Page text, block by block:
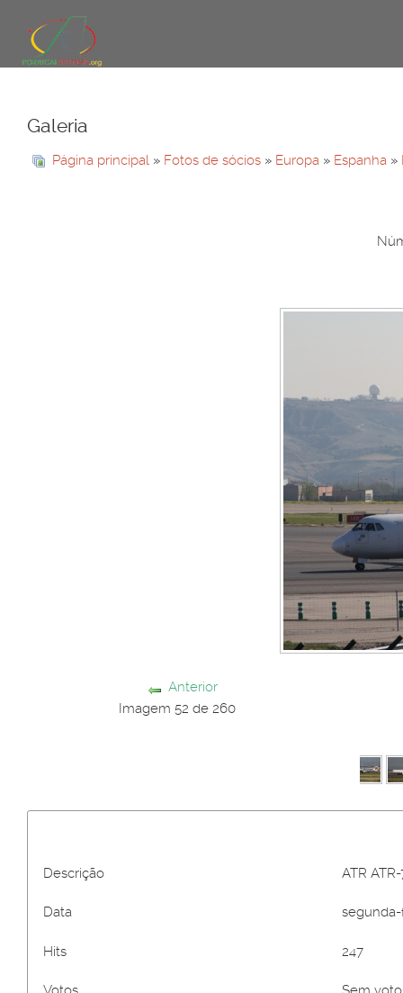
Galeria
Página principal » Fotos de sócios » Europa » Espanha »
Anterior
Imagem 52 de 260
Descrição ATR
Data segunda-
Hits 247